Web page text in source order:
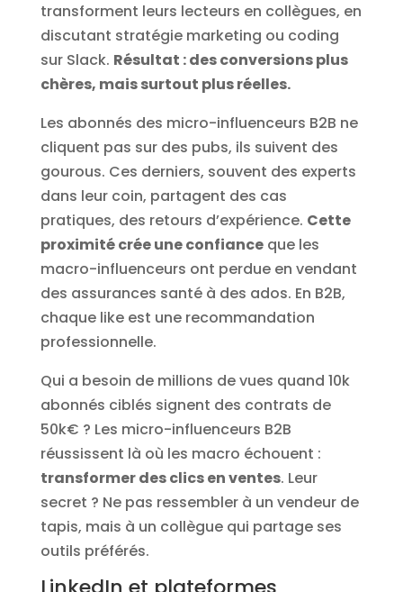
transforment leurs lecteurs en collègues, en
discutant stratégie marketing ou coding
sur Slack. Résultat : des conversions plus
chères, mais surtout plus réelles.
Les abonnés des micro-influenceurs B2B ne
cliquent pas sur des pubs, ils suivent des
gourous. Ces derniers, souvent des experts
dans leur coin, partagent des cas
pratiques, des retours d’expérience. Cette
proximité crée une confianceque les
macro-influenceurs ont perdue en vendant
des assurances santé à des ados. En B2B,
chaque like est une recommandation
professionnelle.
Qui a besoin de millions de vues quand 10k
abonnés ciblés signent des contrats de
50k€ ? Les micro-influenceurs B2B
réussissent là où les macro échouent :
transformer des clics en ventes. Leur
secret ? Ne pas ressembler à un vendeur de
tapis, mais à un collègue qui partage ses
outils préférés.